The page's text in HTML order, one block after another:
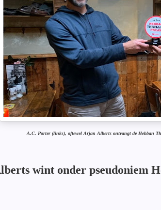
A.C. Porter (links), oftewel Arjan Alberts ontvangt de Hebban
wint onder pseudoniem